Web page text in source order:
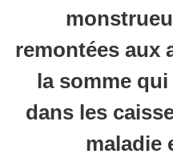
remontées aux
la somme
dans les
maladie